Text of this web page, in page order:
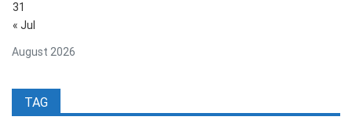
August 2026
« Jul
31
TAG